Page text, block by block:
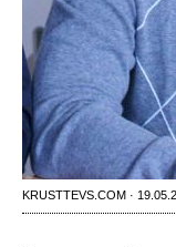
KRUSTTEVS.COM ·